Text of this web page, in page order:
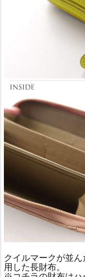
クイルマークが並
用した長財布。